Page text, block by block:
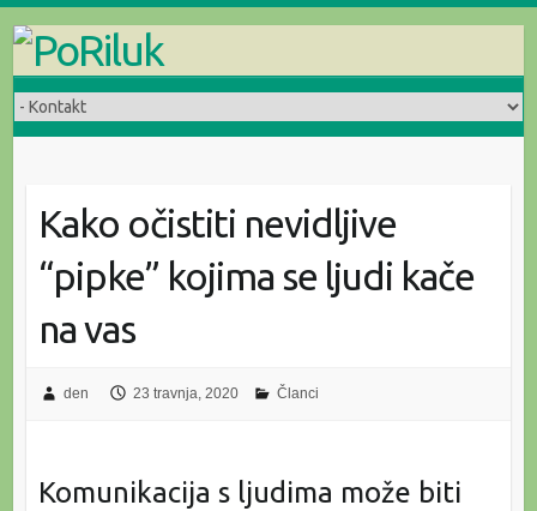
content
Kako očistiti nevidljive
“pipke” kojima se ljudi kače
na vas
den 23 travnja, 2020 Članci
Komunikacija s ljudima može biti